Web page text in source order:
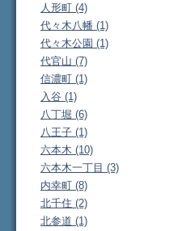
人形町 (4)
代々木八幡 (1)
代々木公園 (1)
代官山 (7)
信濃町 (1)
入谷 (1)
八丁堀 (6)
八王子 (1)
六本木 (10)
六本木一丁目 (3)
内幸町 (8)
北千住 (2)
北参道 (1)